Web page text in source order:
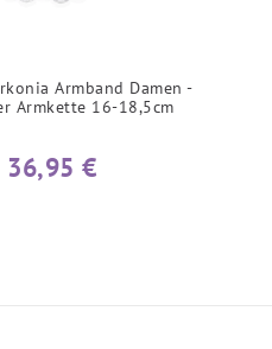
Armband Damen -
Armkette 16-18,5cm
36,95 €